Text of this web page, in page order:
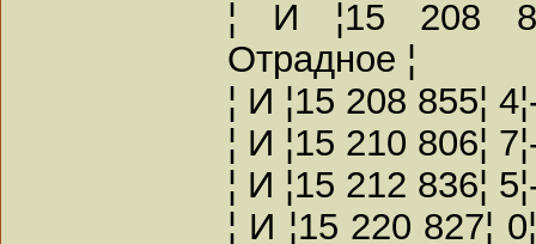
¦ И ¦15 208
Отрадное ¦
¦ И ¦15 208 855¦
¦ И ¦15 210 806¦
¦ И ¦15 212 836¦
¦ И ¦15 220 827¦